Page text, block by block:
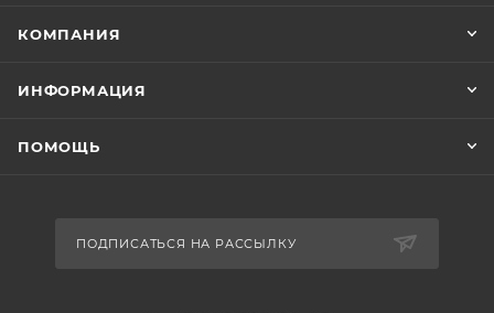
КОМПАНИЯ
ИНФОРМАЦИЯ
ПОМОЩЬ
ПОДПИСАТЬСЯ НА РАССЫЛКУ